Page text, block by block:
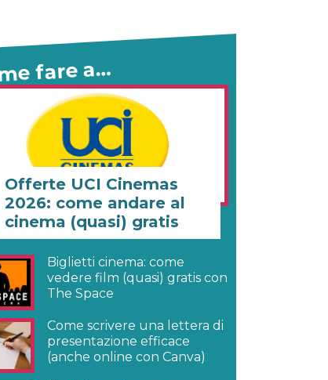
fare a…
Offerte UCI Cinemas
2026: come andare al
cinema (quasi) gratis
Biglietti cinema: come
vedere film (quasi) gratis con
The Space
Come scrivere una lettera di
presentazione efficace
(anche online con Canva)